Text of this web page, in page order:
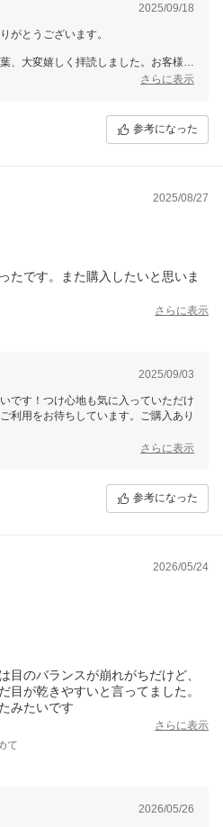
2025/09/18
がとうございます。
、大変嬉しく拝読しました。お客様に
きたことに、心より感謝申し上げま
できるよう努めてまいりますので、ま
さらに表示
参考になった
2025/08/27
たです。また購入したいと思いま
さらに表示
2025/09/03
です！つけ心地も気に入っていただけ
利用をお待ちしています。ご購入あり
さらに表示
参考になった
2026/05/24
目のバランスが崩れがちだけど、
目が乾きやすいと言ってました。
みたいです
さらに表示
て
2026/05/26